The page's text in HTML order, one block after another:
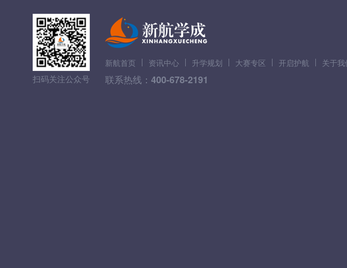
扫码关注公众号
新航首页 资讯中心 升学规划 大赛专区 开启护航 关于我
联系热线： 400-678-2191